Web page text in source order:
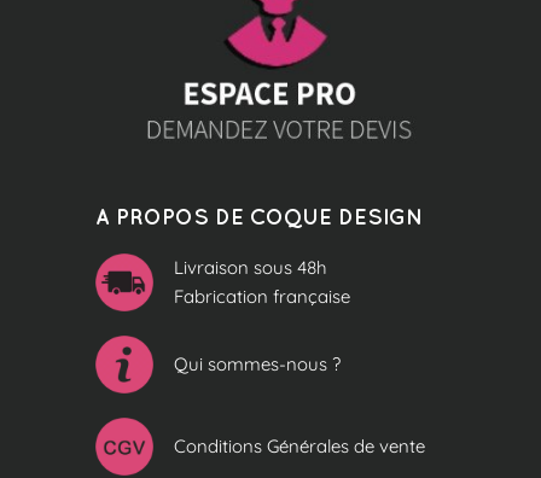
A PROPOS DE COQUE DESIGN
Livraison sous 48h
Fabrication française
Qui sommes-nous ?
Conditions Générales de vente